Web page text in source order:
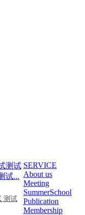
测试
SERVICE
About us
Meeting
SummerSchool
Publication
Membership